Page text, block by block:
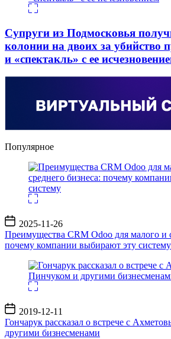
Супруги из Подмосковья
колонии на двоих за убийство
и «спектакль» с ее
Популярное
Дата
записи
2025-11-26
Преимущества CRM Odoo для малого и
почему компании выбирают эту систему
Дата
записи
2019-12-11
Гончарук рассказал о встрече с
другими бизнесменами